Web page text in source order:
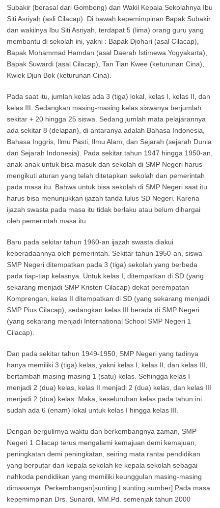
Subakir (berasal dari Gombong) dan Wakil Kepala Sekolahnya Ibu
Siti Asriyah (asli Cilacap). Di bawah kepemimpinan Bapak Subakir
dan wakilnya Ibu Siti Asriyah, terdapat 5 (lima) orang guru yang
membantu di sekolah ini, yakni : Bapak Djohari (asal Cilacap),
Bapak Mohammad Hamdan (asal Daerah Istimewa Yogyakarta),
Bapak Suwardi (asal Cilacap), Tan Tian Kwee (keturunan Cina),
Kwiek Djun Bok (keturunan Cina).
Pada saat itu, jumlah kelas ada 3 (tiga) lokal, kelas I, kelas II, dan
kelas III. Sedangkan masing-masing kelas siswanya berjumlah
sekitar + 20 hingga 25 siswa. Sedang jumlah mata pelajarannya
ada sekitar 8 (delapan), di antaranya adalah Bahasa Indonesia,
Bahasa Inggris, Ilmu Pasti, Ilmu Alam, dan Sejarah (sejarah Dunia
dan Sejarah Indonesia). Pada sekitar tahun 1947 hingga 1950-an,
anak-anak untuk bisa masuk dan sekolah di SMP Negeri harus
mengikuti aturan yang telah ditetapkan sekolah dan pemerintah
pada masa itu. Bahwa untuk bisa sekolah di SMP Negeri saat itu
harus bisa menunjukkan ijazah tanda lulus SD Negeri. Karena
ijazah swasta pada masa itu tidak berlaku atau belum dihargai
oleh pemerintah masa itu.
Baru pada sekitar tahun 1960-an ijazah swasta diakui
keberadaannya oleh pemerintah. Sekitar tahun 1950-an, siswa
SMP Negeri ditempatkan pada 3 (tiga) sekolah yang berbeda
pada tiap-tiap kelasnya. Untuk kelas I, ditempatkan di SD (yang
sekarang menjadi SMP Kristen Cilacap) dekat perempatan
Komprengan, kelas II ditempatkan di SD (yang sekarang menjadi
SMP Pius Cilacap), sedangkan kelas III berada di SMP Negeri
(yang sekarang menjadi International School SMP Negeri 1
Cilacap).
Dan pada sekitar tahun 1949-1950, SMP Negeri yang tadinya
hanya memiliki 3 (tiga) kelas, yakni kelas I, kelas II, dan kelas III,
bertambah masing-masing 1 (satu) kelas. Sehingga kelas I
menjadi 2 (dua) kelas, kelas II menjadi 2 (dua) kelas, dan kelas III
menjadi 2 (dua) kelas. Maka, keseluruhan kelas pada tahun ini
sudah ada 6 (enam) lokal untuk kelas I hingga kelas III.
Dengan bergulirnya waktu dan berkembangnya zaman, SMP
Negeri 1 Cilacap terus mengalami kemajuan demi kemajuan,
peningkatan demi peningkatan, seiring mata rantai pendidikan
yang berputar dari kepala sekolah ke kepala sekolah sebagai
nahkoda pendidikan yang memiliki keunggulan masing-masing
dimasanya. Perkembangan[sunting | sunting sumber] Pada masa
kepemimpinan Drs. Sunardi, MM.Pd. semenjak tahun 2000